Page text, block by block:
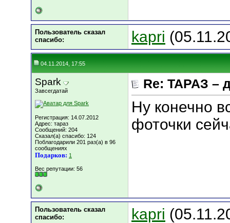
Пользователь сказал
cпасибо:
kapri
04.11.2014, 17:55
Spark
Завсегдатай
Регистрация: 14.07.2012
Адрес: тараз
Сообщений: 204
Сказал(а) спасибо: 124
Поблагодарили 201 раз(а) в 96
сообщениях
Подарков: 1
Вес репутации: 56
Re: ТАРАЗ –
Ну конечно
фоточки
Пользователь сказал
cпасибо:
kapri